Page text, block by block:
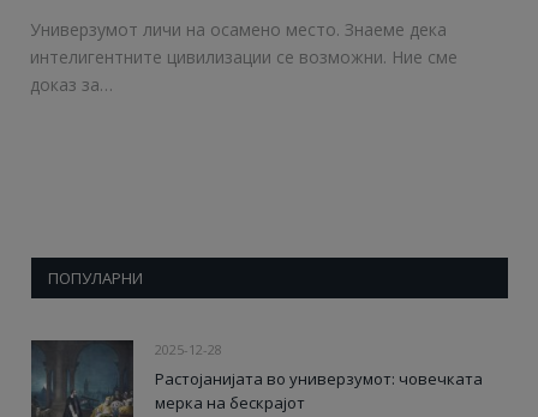
Универзумот личи на осамено место. Знаеме дека
интелигентните цивилизации се возможни. Ние сме
доказ за…
ПОПУЛАРНИ
2025-12-28
Растојанијата во универзумот: човечката
мерка на бескрајот